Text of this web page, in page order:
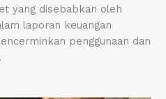
yang disebabkan oleh
laporan keuangan
penggunaan dan